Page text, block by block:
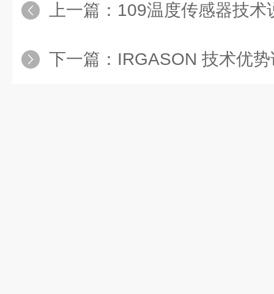
上一篇： 109温度传感器技术
下一篇： IRGASON 技术优